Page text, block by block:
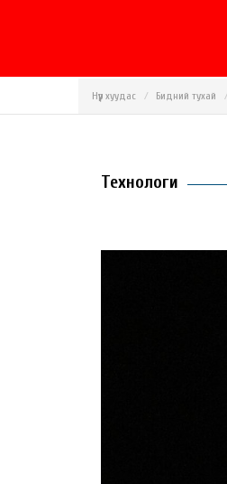
Нүүр хуудас Бидний тухай
Технологи